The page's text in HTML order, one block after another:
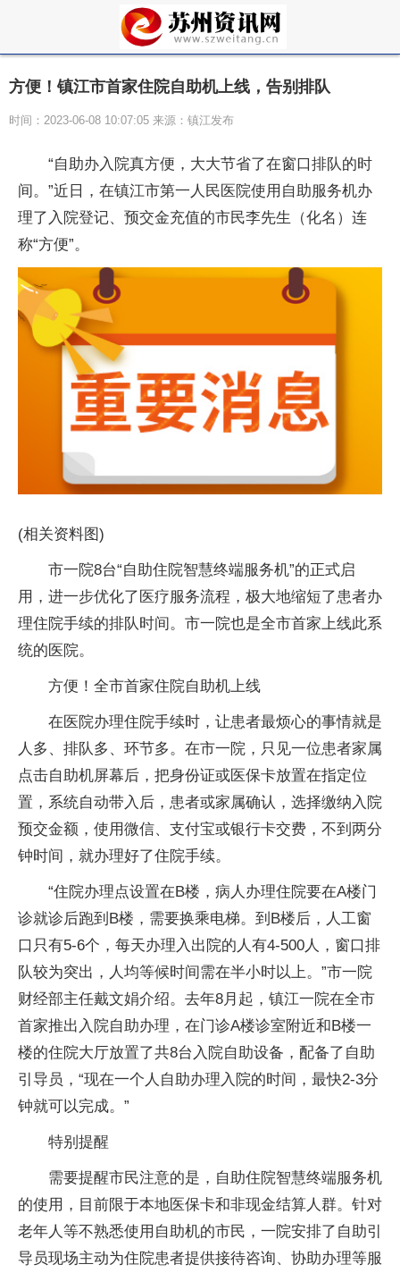
方便！镇江市首家住院自助机上线，告别排队
时间：2023-06-08 10:07:05 来源：镇江发布
“自助办入院真方便，大大节省了在窗口排队的时
间。”近日，在镇江市第一人民医院使用自助服务机办
理了入院登记、预交金充值的市民李先生（化名）连
称“方便”。
(相关资料图)
市一院8台“自助住院智慧终端服务机”的正式启
用，进一步优化了医疗服务流程，极大地缩短了患者办
理住院手续的排队时间。市一院也是全市首家上线此系
统的医院。
方便！全市首家住院自助机上线
在医院办理住院手续时，让患者最烦心的事情就是
人多、排队多、环节多。在市一院，只见一位患者家属
点击自助机屏幕后，把身份证或医保卡放置在指定位
置，系统自动带入后，患者或家属确认，选择缴纳入院
预交金额，使用微信、支付宝或银行卡交费，不到两分
钟时间，就办理好了住院手续。
“住院办理点设置在B楼，病人办理住院要在A楼门
诊就诊后跑到B楼，需要换乘电梯。到B楼后，人工窗
口只有5-6个，每天办理入出院的人有4-500人，窗口排
队较为突出，人均等候时间需在半小时以上。”市一院
财经部主任戴文娟介绍。去年8月起，镇江一院在全市
首家推出入院自助办理，在门诊A楼诊室附近和B楼一
楼的住院大厅放置了共8台入院自助设备，配备了自助
引导员，“现在一个人自助办理入院的时间，最快2-3分
钟就可以完成。”
特别提醒
需要提醒市民注意的是，自助住院智慧终端服务机
的使用，目前限于本地医保卡和非现金结算人群。针对
老年人等不熟悉使用自助机的市民，一院安排了自助引
导员现场主动为住院患者提供接待咨询、协助办理等服